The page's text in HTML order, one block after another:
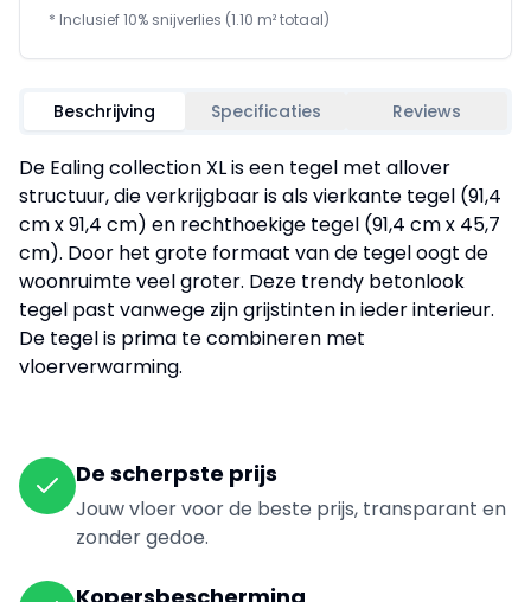
* Inclusief 10% snijverlies (1.10 m² totaal)
Beschrijving Specificaties Reviews
De Ealing collection XL is een tegel met allover
structuur, die verkrijgbaar is als vierkante tegel (91,4
cm x 91,4 cm) en rechthoekige tegel (91,4 cm x 45,7
cm). Door het grote formaat van de tegel oogt de
woonruimte veel groter. Deze trendy betonlook
tegel past vanwege zijn grijstinten in ieder interieur.
De tegel is prima te combineren met
vloerverwarming.
De scherpste prijs
Jouw vloer voor de beste prijs, transparant en
zonder gedoe.